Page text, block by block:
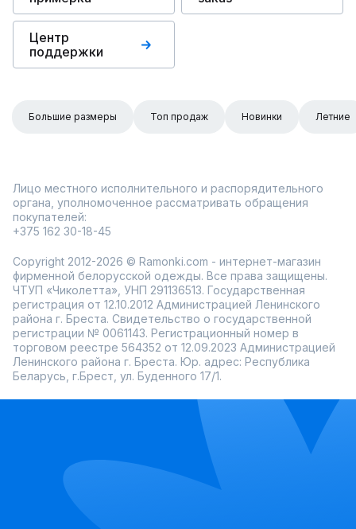
Центр
поддержки
Большие размеры Топ продаж Новинки Летние
Лицо местного исполнительного и распорядительного
органа, уполномоченное рассматривать обращения
покупателей:
+375 162 30-18-45
Copyright 2012-2026 © Ramonki.com - интернет-магазин
фирменной белорусской одежды. Все права защищены.
ЧТУП «Чиколетта», УНП 291136513. Государственная
регистрация от 12.10.2012 Администрацией Ленинского
района г. Бреста. Свидетельство о государственной
регистрации № 0061143. Регистрационный номер в
торговом реестре 564352 от 12.09.2023 Администрацией
Ленинского района г. Бреста. Юр. адрес: Республика
Беларусь, г.Брест, ул. Буденного 17/1.